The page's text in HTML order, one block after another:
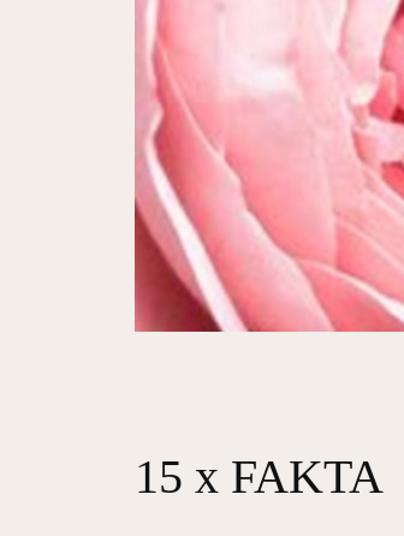
15 x FAKTA